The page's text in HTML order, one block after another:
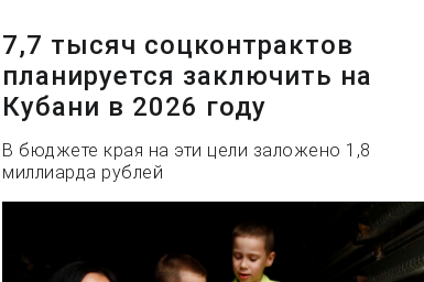
7,7 тысяч соцконтрактов
планируется заключить на
Кубани в 2026 году
В бюджете края на эти цели заложено 1,8
миллиарда рублей